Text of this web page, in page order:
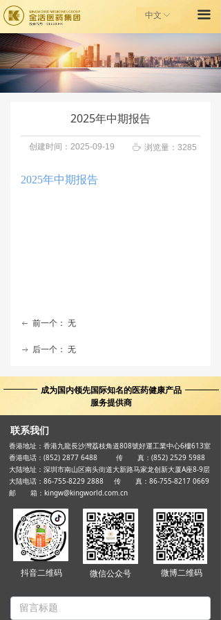
끀
首页
走进金活
金活健康之家
金活基金会
ꀅ
中文
创建时间： 2025-09-19 ꄘ 浏览量： 3285
2025年中期报告
ꂃ 前一个： 无
ꁹ 后一个： 无
2025年中期报告
成为国内领先国际知名的医药健康产品
服务提供商
抖音二维码
联系我们
微信公众号 微博二维码
香港地址：香港九龍長沙灣荔枝角道808號好運工業中心6樓613室
香港电话：(852) 2877 6488 传 真：(852) 2529 5988
大陆地址：深圳市南山区南头街道大新路马家龙创新大厦A座8-9层
大陆电话：86-755-8229 2888 传 真：86-755-8217 0669
邮 箱：kingw@kingworld.com.cn